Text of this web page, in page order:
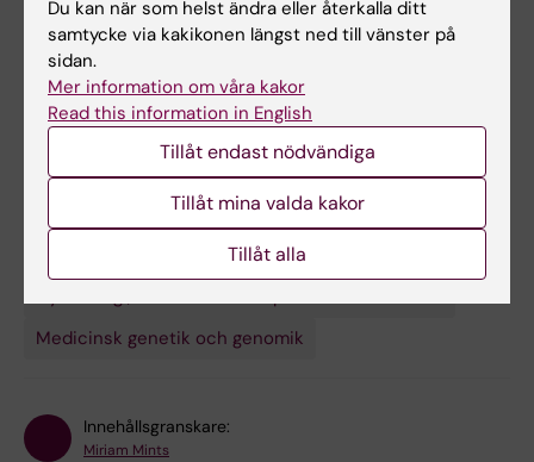
studenter, ST-läkare och fortbildningskurser
för specialister inom SFOG (Svensk förening
inom Obstetrik och Gynekologi).
Forskningsområden:
Medicinsk genetik och genomik
Innehållsgranskare:
Miriam Mints
Du kan när som helst ändra eller återkalla ditt
samtycke via kakikonen längst ned till vänster på
sidan.
Mer information om våra kakor
Read this information in English
Tillåt endast nödvändiga
Tillåt mina valda kakor
Tillåt alla